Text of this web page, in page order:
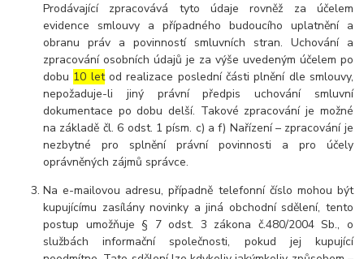
Prodávající zpracovává tyto údaje rovněž za účelem
evidence smlouvy a případného budoucího uplatnění a
obranu práv a povinností smluvních stran. Uchování a
zpracování osobních údajů je za výše uvedeným účelem po
dobu 10 letod realizace poslední části plnění dle smlouvy,
nepožaduje-li jiný právní předpis uchování smluvní
dokumentace po dobu delší. Takové zpracování je možné
na základě čl. 6 odst. 1 písm. c) a f) Nařízení – zpracování je
nezbytné pro splnění právní povinnosti a pro účely
oprávněných zájmů správce.
Na e-mailovou adresu, případně telefonní číslo mohou být
kupujícímu zasílány novinky a jiná obchodní sdělení, tento
postup umožňuje § 7 odst. 3 zákona č.480/2004 Sb., o
službách informační společnosti, pokud jej kupující